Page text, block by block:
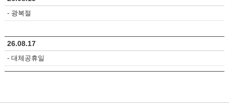
- 광복절
26.08.17
- 대체공휴일